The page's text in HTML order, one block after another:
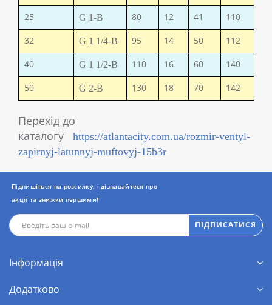
25 G 1-B 80 12 41 110
32 G 1 1/4-B 95 14 50 112
40 G 1 1/2-B 110 16 60 140
50 G 2-B 130 18 70 142
Перехід до
каталогу
https://atlantacity.com.ua/rozmir-ventyl-
zapirnyj-latunnyj-muftovyj-15b3r
Підпишіться на розсилку, і дізнавайтеся про
акції та знижки першими!
ПІДПИСАТИСЯ
Інформація
Додатково